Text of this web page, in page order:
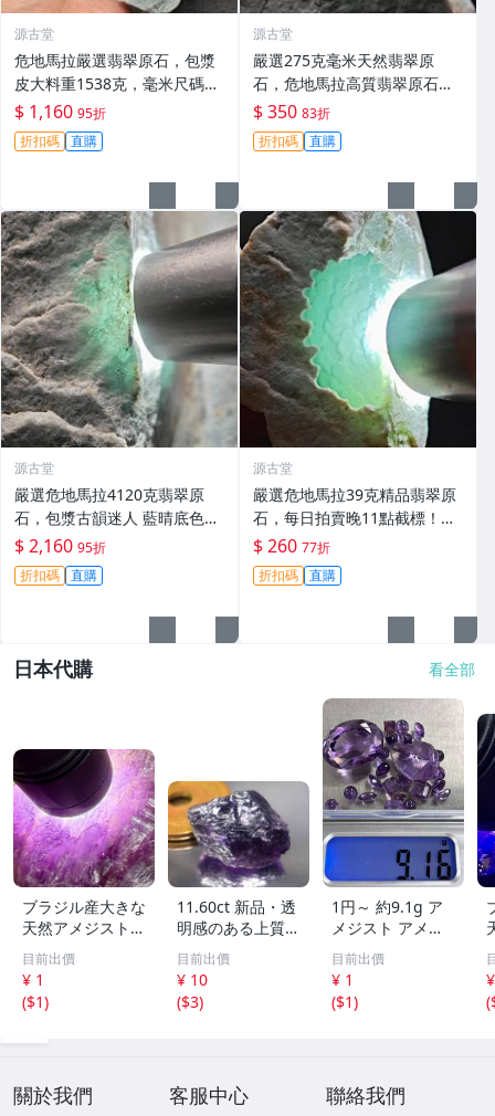
源古堂
危地馬拉嚴選翡翠原石，包漿
皮大料重1538克，毫米尺碼專
為收藏家推薦。10月拍賣，晚
11點截標。 危地馬拉 翡翠 原
石
$ 1,160 95折
折扣碼 直購
源古堂
嚴選275克毫米天然翡翠原
石，危地馬拉高質翡翠原石推
薦，適合收藏與鑑賞 翡翠 原石
$ 350 83折
折扣碼 直購
源古堂
嚴選危地馬拉4120克翡翠原
石，包漿古韻迷人 藍晴底色清
透 冰裂美鑑 備用掛件推薦 現
場實拍分享 危地馬拉 碧玉 冰
裂
$ 2,160 95折
折扣碼 直購
源古堂
嚴選危地馬拉39克精品翡翠原
石，每日拍賣晚11點截標！天
然晴水底開窗美石，適合收藏
與把玩。 危地馬拉 翡翠 原石
$ 260 77折
折扣碼 直購
日本代購 看全部
ブラジル産大きな
天然アメジスト結
晶895g［紫水
晶］1本剣^ ^綺麗
目前出價
¥ 1
($1)
11.60ct 新品・透
明感のある上質な
天然アメシスト原
石 ブラジル産
目前出價
¥ 10
($3)
1円～ 約9.1g ア
メジスト アメシ
スト ルース ビー
ズ おまとめ セッ
ト 宝石 色石 ルー
ス ジュエリー 外
目前出價
¥ 1
($1)
(
關於我們 客服中心 聯絡我們